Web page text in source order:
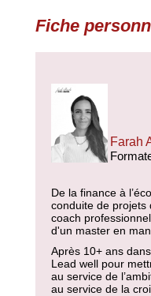
Fiche
Farah
De la finance à
conduite de projets
coach
d'un master en
Après 10+ ans
Lead well pour
au service de
au service de la